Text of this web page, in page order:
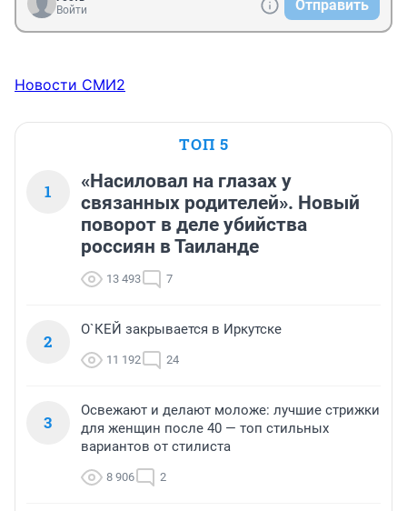
Войти
Отправить
Новости СМИ2
ТОП 5
1
«Насиловал на глазах у
связанных родителей». Новый
поворот в деле убийства
россиян в Таиланде
13 493 7
2
О`КЕЙ закрывается в Иркутске
11 192 24
3
Освежают и делают моложе: лучшие стрижки
для женщин после 40 — топ стильных
вариантов от стилиста
8 906 2